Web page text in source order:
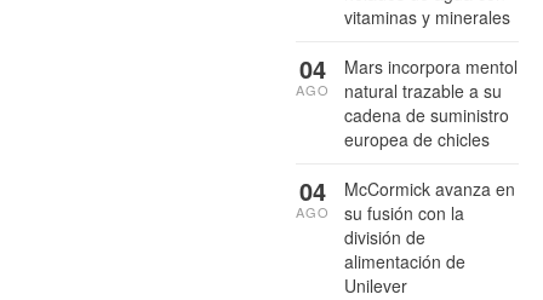
vitaminas y minerales
Mars incorpora mentol
natural trazable a su
cadena de suministro
europea de chicles
04
AGO
McCormick avanza en
su fusión con la
división de
alimentación de
Unilever
04
AGO